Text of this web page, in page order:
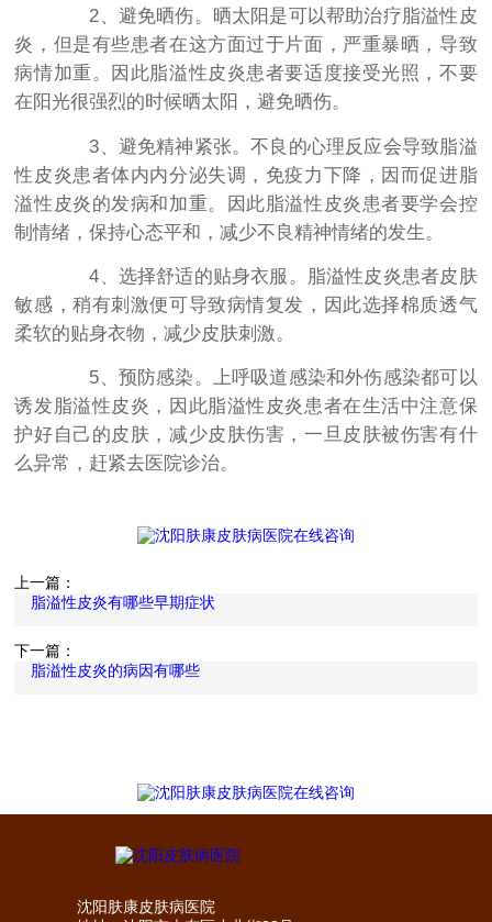
2、避免晒伤。晒太阳是可以帮助治疗脂溢性皮
炎，但是有些患者在这方面过于片面，严重暴晒，导致
病情加重。因此脂溢性皮炎患者要适度接受光照，不要
在阳光很强烈的时候晒太阳，避免晒伤。
3、避免精神紧张。不良的心理反应会导致脂溢
性皮炎患者体内内分泌失调，免疫力下降，因而促进脂
溢性皮炎的发病和加重。因此脂溢性皮炎患者要学会控
制情绪，保持心态平和，减少不良精神情绪的发生。
4、选择舒适的贴身衣服。脂溢性皮炎患者皮肤
敏感，稍有刺激便可导致病情复发，因此选择棉质透气
柔软的贴身衣物，减少皮肤刺激。
5、预防感染。上呼吸道感染和外伤感染都可以
诱发脂溢性皮炎，因此脂溢性皮炎患者在生活中注意保
护好自己的皮肤，减少皮肤伤害，一旦皮肤被伤害有什
么异常，赶紧去医院诊治。
上一篇：
脂溢性皮炎有哪些早期症状
下一篇：
脂溢性皮炎的病因有哪些
沈阳肤康皮肤病医院